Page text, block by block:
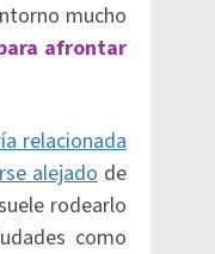
mucho
afrontar
relacionada
alejadode
rodearlo
como